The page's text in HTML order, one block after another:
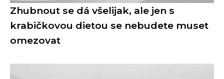
Zhubnout se dá všelijak, ale jen s
krabičkovou dietou se nebudete muset
omezovat